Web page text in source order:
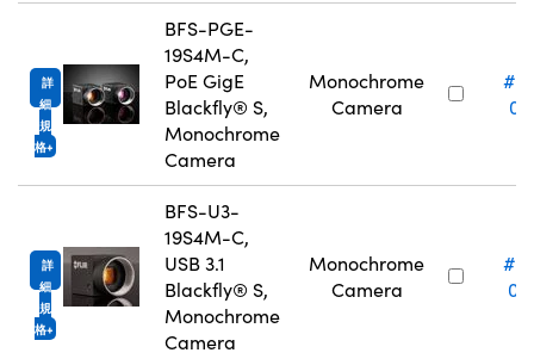
詳
細
規
格
BFS-PGE-
19S4M-C,
PoE GigE
Blackfly® S,
Monochrome
Camera
Monochrome
Camera
詳
細
規
格
BFS-U3-
19S4M-C,
USB 3.1
Blackfly® S,
Monochrome
Camera
Monochrome
Camera